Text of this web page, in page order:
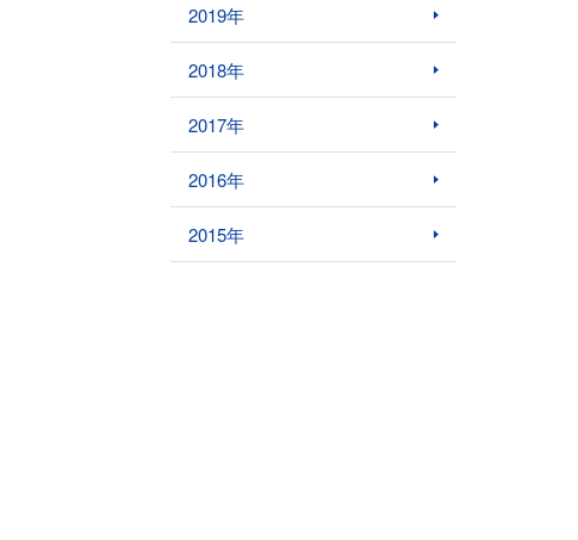
2019年
2018年
2017年
2016年
2015年